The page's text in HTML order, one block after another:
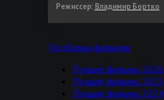
Режиссер: Владимир Бортко
Подборка фильмов
Лучшие фильмы 2026
Лучшие фильмы 2025
Лучшие фильмы 2024